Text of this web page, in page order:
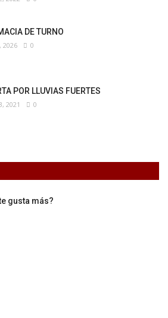
DE TURNO
2026 0
POR LLUVIAS FUERTES
2021 0
gusta más?